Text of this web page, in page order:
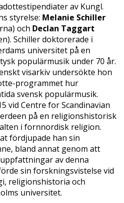
av Kungl.
styrelse: Melanie Schiller
och Declan Taggart
Schiller doktorerade i
universitet på en
populärmusik under 70 år.
visarkiv undersökte hon
programmet hur
svensk populärmusik.
vid Centre for Scandinavian
på en religionshistorisk
i fornnordisk religion.
fördjupade han sin
bland annat genom att
av denna
sin forskningsvistelse vid
religionshistoria och
universitet.